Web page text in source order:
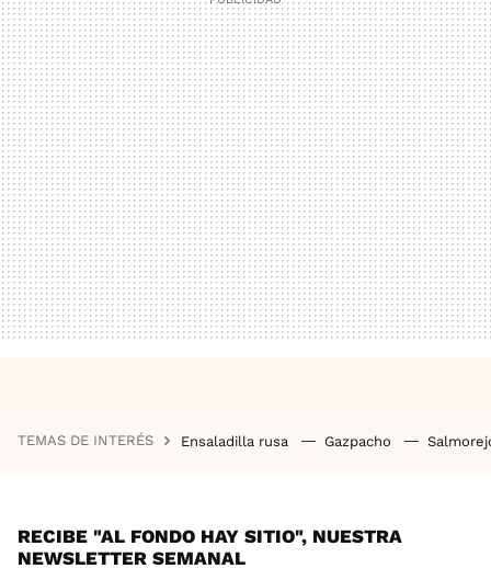
TEMAS DE INTERÉS Ensaladilla rusa Gazpacho
RECIBE "AL FONDO HAY SITIO", NUESTRA
NEWSLETTER SEMANAL